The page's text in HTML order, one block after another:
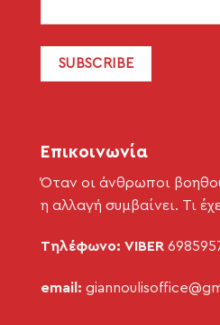
Επικοινωνία
Όταν οι άνθρωποι
η αλλαγή συμβαίνει. Τι
Τηλέφωνο: VIBER
email: